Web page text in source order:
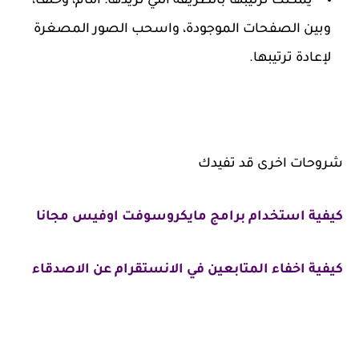
وبين الصفحات الموجودة، واسحب الصور المصغرة
لإعادة ترتيبها.
شروحات اخرى قد تفيدك
كيفية استخدام برامج مايكروسوفت اوفيس مجانا
كيفية اخفاء المتابعين في الانستقرام عن الاصدقاء